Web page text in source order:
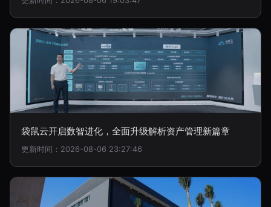
袋鼠云开启数智进化，全面升级解析资产管理新篇章
更新时间：2026-08-06 23:27:46